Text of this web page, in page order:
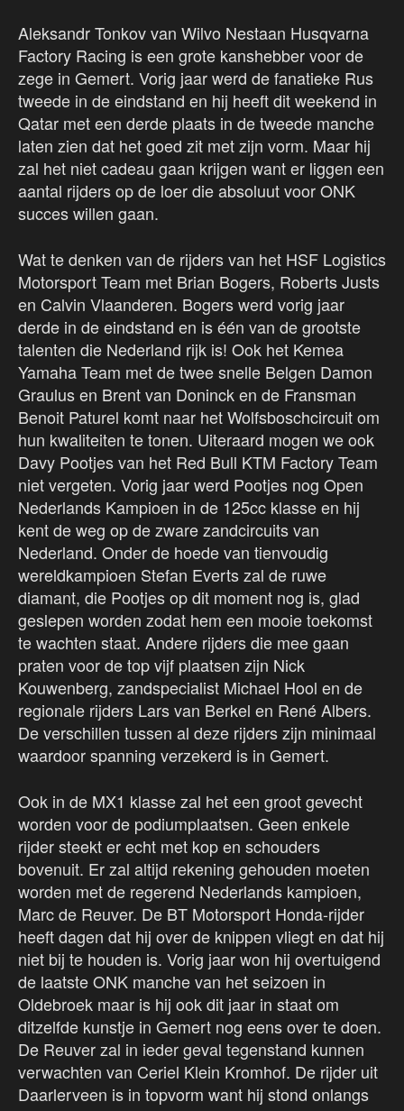
Aleksandr Tonkov van Wilvo Nestaan Husqvarna
Factory Racing is een grote kanshebber voor de
zege in Gemert. Vorig jaar werd de fanatieke Rus
tweede in de eindstand en hij heeft dit weekend in
Qatar met een derde plaats in de tweede manche
laten zien dat het goed zit met zijn vorm. Maar hij
zal het niet cadeau gaan krijgen want er liggen een
aantal rijders op de loer die absoluut voor ONK
succes willen gaan.
Wat te denken van de rijders van het HSF Logistics
Motorsport Team met Brian Bogers, Roberts Justs
en Calvin Vlaanderen. Bogers werd vorig jaar
derde in de eindstand en is één van de grootste
talenten die Nederland rijk is! Ook het Kemea
Yamaha Team met de twee snelle Belgen Damon
Graulus en Brent van Doninck en de Fransman
Benoit Paturel komt naar het Wolfsboschcircuit om
hun kwaliteiten te tonen. Uiteraard mogen we ook
Davy Pootjes van het Red Bull KTM Factory Team
niet vergeten. Vorig jaar werd Pootjes nog Open
Nederlands Kampioen in de 125cc klasse en hij
kent de weg op de zware zandcircuits van
Nederland. Onder de hoede van tienvoudig
wereldkampioen Stefan Everts zal de ruwe
diamant, die Pootjes op dit moment nog is, glad
geslepen worden zodat hem een mooie toekomst
te wachten staat. Andere rijders die mee gaan
praten voor de top vijf plaatsen zijn Nick
Kouwenberg, zandspecialist Michael Hool en de
regionale rijders Lars van Berkel en René Albers.
De verschillen tussen al deze rijders zijn minimaal
waardoor spanning verzekerd is in Gemert.
Ook in de MX1 klasse zal het een groot gevecht
worden voor de podiumplaatsen. Geen enkele
rijder steekt er echt met kop en schouders
bovenuit. Er zal altijd rekening gehouden moeten
worden met de regerend Nederlands kampioen,
Marc de Reuver. De BT Motorsport Honda-rijder
heeft dagen dat hij over de knippen vliegt en dat hij
niet bij te houden is. Vorig jaar won hij overtuigend
de laatste ONK manche van het seizoen in
Oldebroek maar is hij ook dit jaar in staat om
ditzelfde kunstje in Gemert nog eens over te doen.
De Reuver zal in ieder geval tegenstand kunnen
verwachten van Ceriel Klein Kromhof. De rijder uit
Daarlerveen is in topvorm want hij stond onlangs